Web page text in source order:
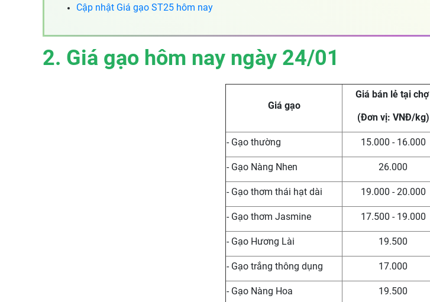
Cập nhật Giá gạo ST25 hôm nay
2. Giá gạo hôm nay ngày 24/01
Giá gạo
Giá bán lẻ tại chợ
(Đơn vị: VNĐ/kg)
- Gạo thường 15.000 - 16.000
- Gạo Nàng Nhen 26.000
- Gạo thơm thái hạt dài 19.000 - 20.000
- Gạo thơm Jasmine 17.500 - 19.000
- Gạo Hương Lài 19.500
- Gạo trắng thông dụng 17.000
- Gạo Nàng Hoa 19.500